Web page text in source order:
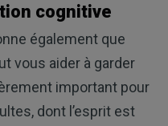
cognitive
également que
vous aider à garder
important pour
dont l’esprit est